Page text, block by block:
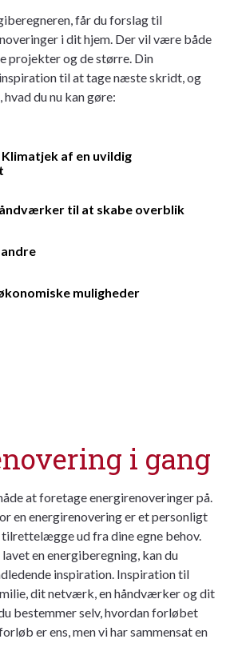
får du forslag til
i dit hjem. Der vil være både
projekter og de større. Din
til at tage næste skridt, og
du nu kan gøre:
Klimatjek af en uvildig
til at skabe overblik
muligheder
i gang
at foretage energirenoveringer på.
en energirenovering er et personligt
ud fra dine egne behov.
en energiberegning, kan du
inspiration. Inspiration til
dit netværk, en håndværker og dit
bestemmer selv, hvordan forløbet
er ens, men vi har sammensat en